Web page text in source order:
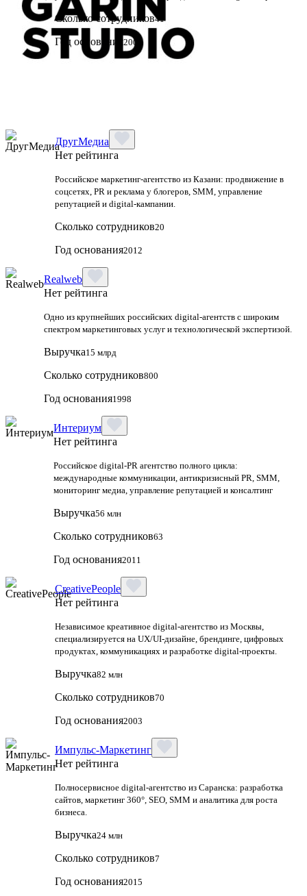
Сколько сотрудников41
Год основания2009
ДругМедиа
Нет рейтинга
Российское маркетинг-агентство из Казани: продвижение в
соцсетях, PR и реклама у блогеров, SMM, управление
репутацией и digital-кампании.
Сколько сотрудников20
Год основания2012
Realweb
Нет рейтинга
Одно из крупнейших российских digital-агентств с широким
спектром маркетинговых услуг и технологической экспертизой.
Выручка15 млрд
Сколько сотрудников800
Год основания1998
Интериум
Нет рейтинга
Российское digital-PR агентство полного цикла:
международные коммуникации, антикризисный PR, SMM,
мониторинг медиа, управление репутацией и консалтинг
Выручка56 млн
Сколько сотрудников63
Год основания2011
CreativePeople
Нет рейтинга
Независимое креативное digital‑агентство из Москвы,
специализируется на UX/UI‑дизайне, брендинге, цифровых
продуктах, коммуникациях и разработке digital‑проекты.
Выручка82 млн
Сколько сотрудников70
Год основания2003
Импульс-Маркетинг
Нет рейтинга
Полносервисное digital-агентство из Саранска: разработка
сайтов, маркетинг 360°, SEO, SMM и аналитика для роста
бизнеса.
Выручка24 млн
Сколько сотрудников7
Год основания2015